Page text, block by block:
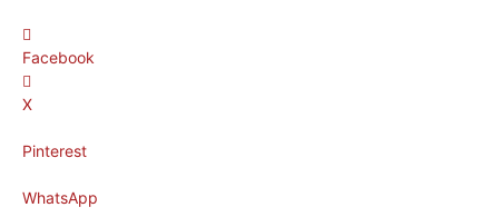
Facebook
X
Pinterest
WhatsApp